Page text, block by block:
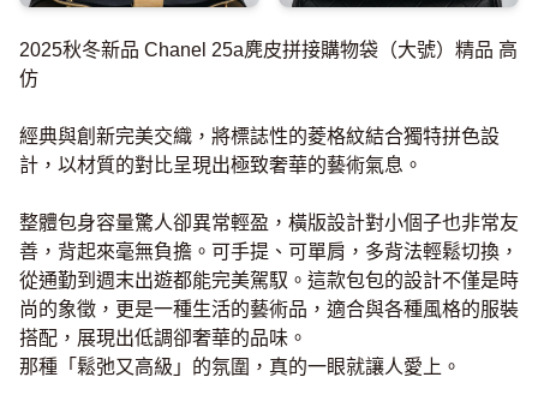
2025秋冬新品 Chanel 25a麂皮拼接購物袋（大號）精品 高
仿
經典與創新完美交織，將標誌性的菱格紋結合獨特拼色設
計，以材質的對比呈現出極致奢華的藝術氣息。
整體包身容量驚人卻異常輕盈，橫版設計對小個子也非常友
善，背起來毫無負擔。可手提、可單肩，多背法輕鬆切換，
從通勤到週末出遊都能完美駕馭。這款包包的設計不僅是時
尚的象徵，更是一種生活的藝術品，適合與各種風格的服裝
搭配，展現出低調卻奢華的品味。
那種「鬆弛又高級」的氛圍，真的一眼就讓人愛上。